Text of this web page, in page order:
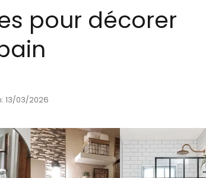
pour décorer
13/03/2026